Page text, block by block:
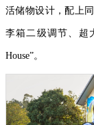
活储物设计，配上
李箱二级调节、超
House”。